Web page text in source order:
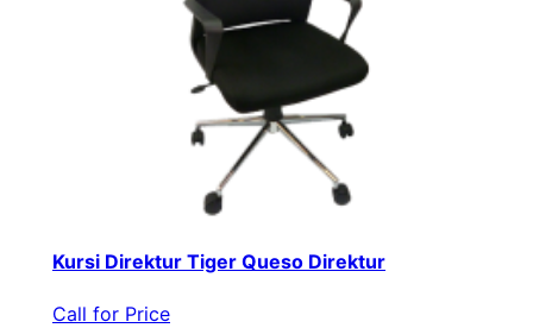
Kursi Direktur Tiger Queso Direktur
Call for Price